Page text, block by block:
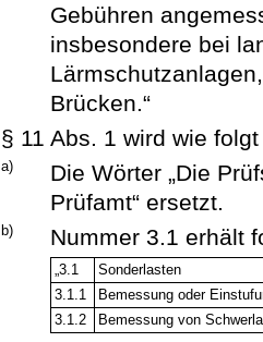
Gebühren
insbesondere bei
Brücken.“
§ 11 Abs. 1 wird wie
a)
Die Wörter „Die
Prüfamt“ ersetzt.
b) Nummer 3.1 erhält
„3.1
Sonderlasten
3.1.1
Bemessung oder
3.1.2
Bemessung von